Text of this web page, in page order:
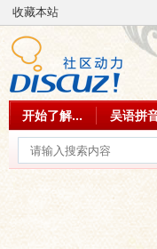
收藏本站
开始了解... 吴语拼